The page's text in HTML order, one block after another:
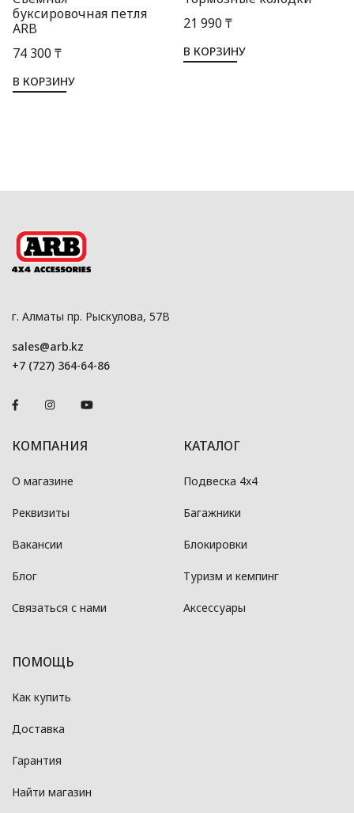
буксировочная петля
ARB
74 300 ₸
В КОРЗИНУ
21 990 ₸
В КОРЗИНУ
г. Алматы пр. Рыскулова, 57В
sales@arb.kz
+7 (727) 364-64-86
КОМПАНИЯ
О магазине
Реквизиты
Вакансии
Блог
Связаться с нами
КАТАЛОГ
Подвеска 4x4
Багажники
Блокировки
Туризм и кемпинг
Аксессуары
ПОМОЩЬ
Как купить
Доставка
Гарантия
Найти магазин